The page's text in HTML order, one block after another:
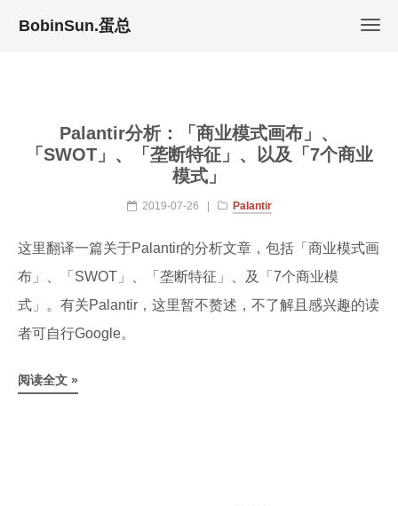
BobinSun.蛋总
Palantir分析：「商业模式画布」、
「SWOT」、「垄断特征」、以及「7个商业
模式」
2019-07-26 Palantir
这里翻译一篇关于Palantir的分析文章，包括「商业模式画
布」、「SWOT」、「垄断特征」、及「7个商业模
式」。有关Palantir，这里暂不赘述，不了解且感兴趣的读
者可自行Google。
阅读全文 »